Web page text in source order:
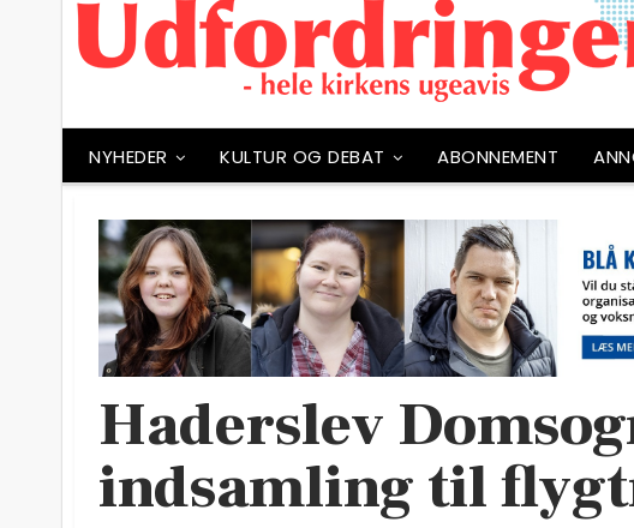
NYHEDER KULTUR OG DEBAT ABONNEMENT
Haderslev
indsamling til